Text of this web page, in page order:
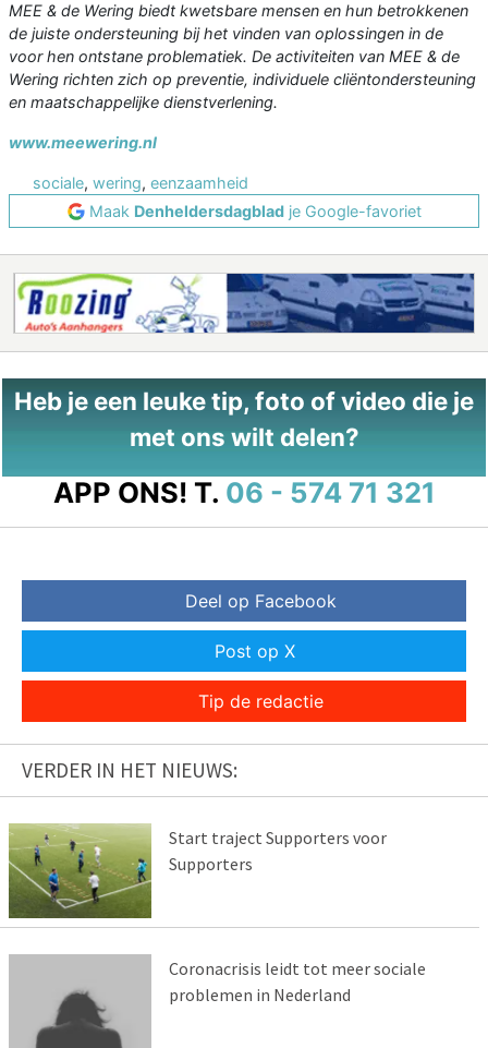
MEE & de Wering biedt kwetsbare mensen en hun betrokkenen
de juiste ondersteuning bij het vinden van oplossingen in de
voor hen ontstane problematiek. De activiteiten van MEE & de
Wering richten zich op preventie, individuele cliëntondersteuning
en maatschappelijke dienstverlening.
www.meewering.nl
sociale, wering, eenzaamheid
Maak Denheldersdagbladje Google-favoriet
Heb je een leuke tip, foto of video die je
met ons wilt delen?
APP ONS! T. 06 - 574 71 321
Deel op Facebook
Post op X
Tip de redactie
VERDER IN HET NIEUWS:
Start traject Supporters voor
Supporters
Coronacrisis leidt tot meer sociale
problemen in Nederland